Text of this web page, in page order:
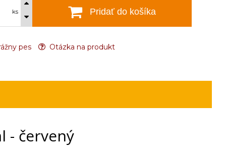
ks Pridať do košíka
pes Otázka na produkt
- červený